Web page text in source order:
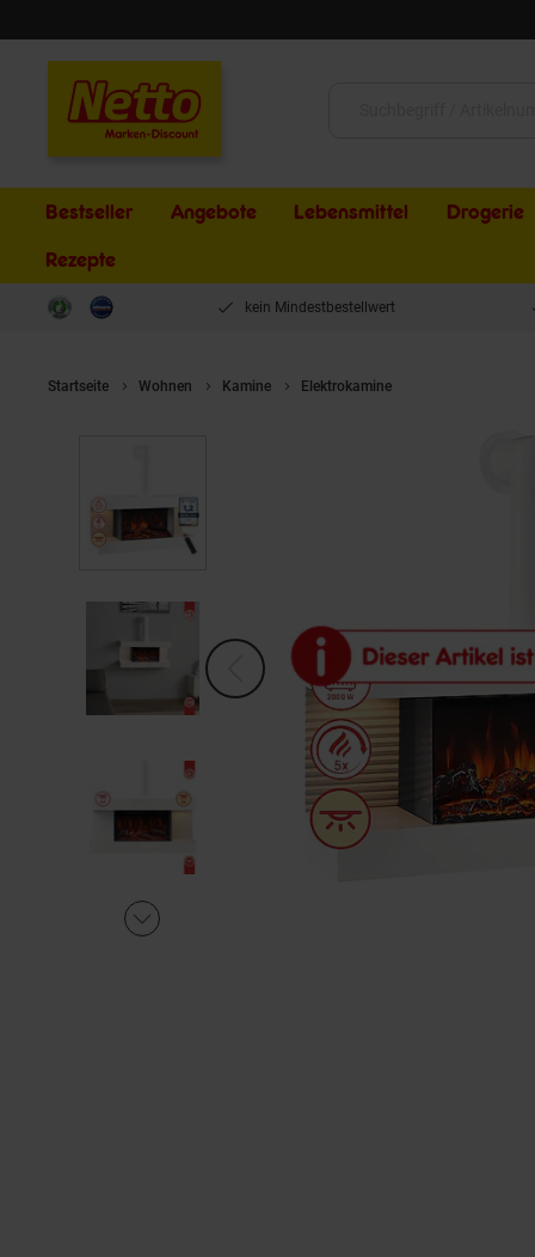
Bestseller Angebote Lebensmittel Drogerie
Rezepte
kein Mindestbestellwert
Startseite Wohnen Kamine Elektrokamine